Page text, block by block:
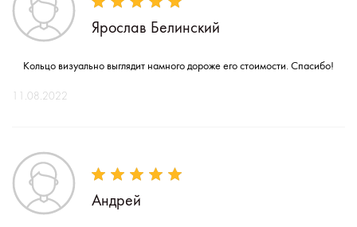
Ярослав Белинский
Кольцо визуально выглядит намного дороже его стоимости. Спасибо!
11.08.2022
Андрей